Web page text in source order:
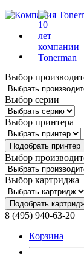
Выбор
Выбор серии
Выбор принтера
Подобрать принтер
Выбор
Выбор картриджа
Подобрать
8 (495) 940-63-20
Корзина